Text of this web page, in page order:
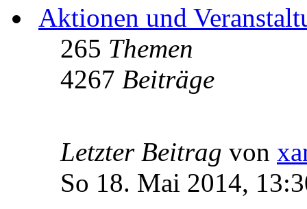
Aktionen und
265 Themen
4267 Beiträge
Letzter Beitrag von
So 18. Mai 2014,